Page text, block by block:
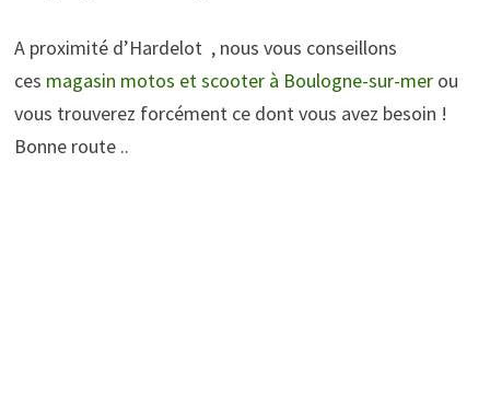
A proximité d’Hardelot , nous vous conseillons
ces magasin motos et scooter à Boulogne-sur-mer ou
vous trouverez forcément ce dont vous avez besoin !
Bonne route ..